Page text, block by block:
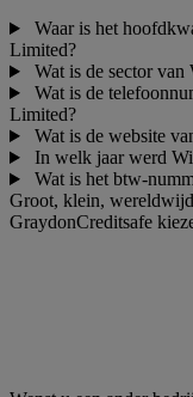
Waar is het
Limited?
Wat is de sector
Wat is de
Limited?
Wat is de website
In welk jaar werd
Wat is het btw-
Groot, klein,
GraydonCreditsafe